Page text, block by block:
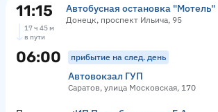
11:15 Автобусная остановка "Мотель"
Донецк, проспект Ильича, 95
17 ч 45 м
в пути
06:00 прибытие на след. день
Автовокзал ГУП
Саратов, улица Московская, 170